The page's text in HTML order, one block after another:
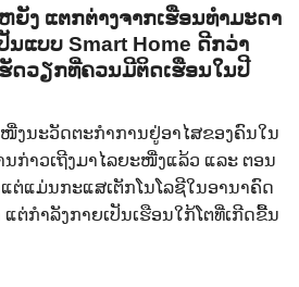
ຍັງ ແຕກຕ່າງຈາກເຮືອນທຳມະດາ
ນແບບ Smart Home ດີກວ່າ
ດວຽກທີ່ຄວນມີຕິດເຮືອນໃນປີ
ງນະວັດຕະກຳການຢູ່ອາໄສຂອງຄົນໃນ
ກ່າວເຖີງມາໄລຍະໜື່ງແລ້ວ ແລະ ຕອນ
ຕ່ແມ່ນກະແສເຕັກໂນໂລຊີໃນອານາຄົດ
ແຕ່ກຳລັງກາຍເປັນເຮືອນໃກ້ໂຕທີ່ເກີດຂື້ນ